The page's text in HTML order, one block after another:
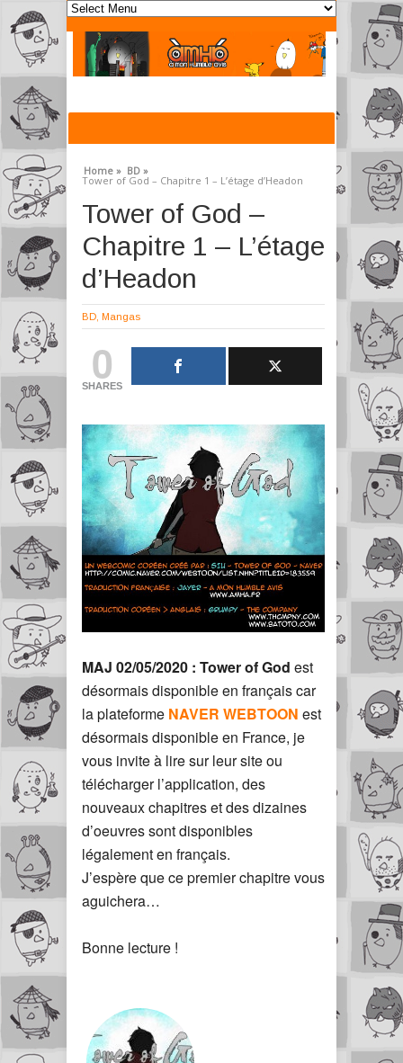
Home » BD »
Tower of God – Chapitre 1 – L’étage d’Headon
Tower of God –
Chapitre 1 – L’étage
d’Headon
BD Mangas
0
SHARES
MAJ 02/05/2020 : Tower of God est
désormais disponible en français car
la plateforme NAVER WEBTOON est
désormais disponible en France, je
vous invite à lire sur leur site ou
télécharger l’application, des
nouveaux chapitres et des dizaines
d’oeuvres sont disponibles
légalement en français.
J’espère que ce premier chapitre vous
aguichera…
Bonne lecture !